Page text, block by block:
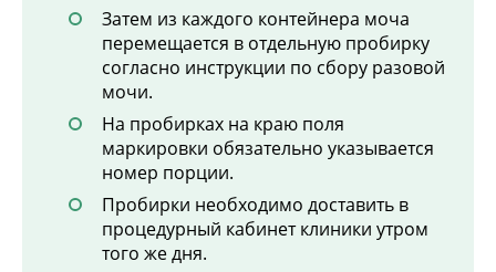
Затем из каждого контейнера моча
перемещается в отдельную пробирку
согласно инструкции по сбору разовой
мочи.
На пробирках на краю поля
маркировки обязательно указывается
номер порции.
Пробирки необходимо доставить в
процедурный кабинет клиники утром
того же дня.